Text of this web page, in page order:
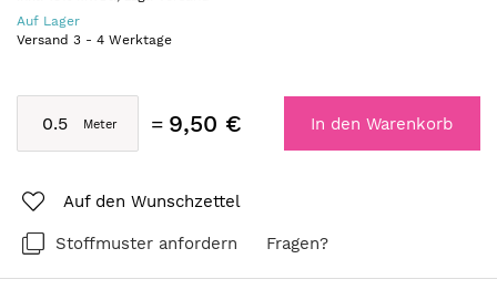
Auf Lager
Versand 3 - 4 Werktage
9,50 € In den Warenkorb
Auf den Wunschzettel
Stoffmuster anfordern Fragen?